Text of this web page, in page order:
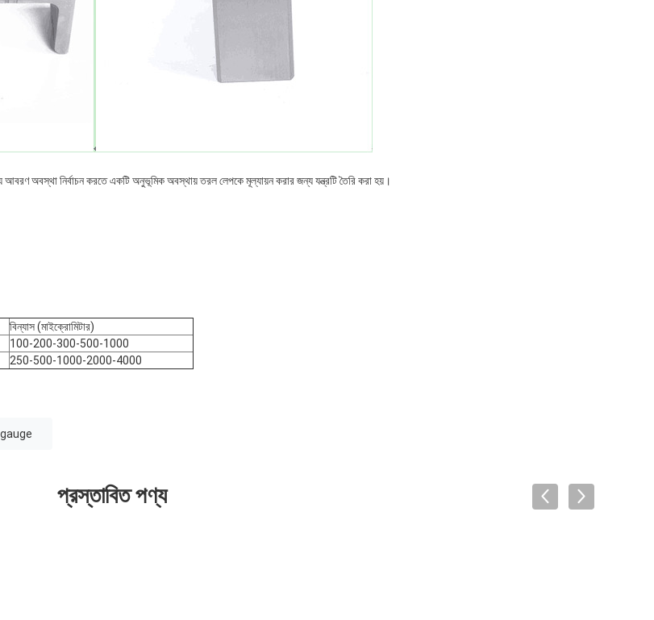
আবরণ অবস্থা নির্বাচন করতে একটি অনুভূমিক অবস্থায় তরল লেপকে মূল্যায়ন করার জন্য যন্ত্রটি তৈরি করা হয়।
বিন্যাস (মাইক্রোমিটার)
100-200-300-500-1000
250-500-1000-2000-4000
প্রস্তাবিত পণ্য